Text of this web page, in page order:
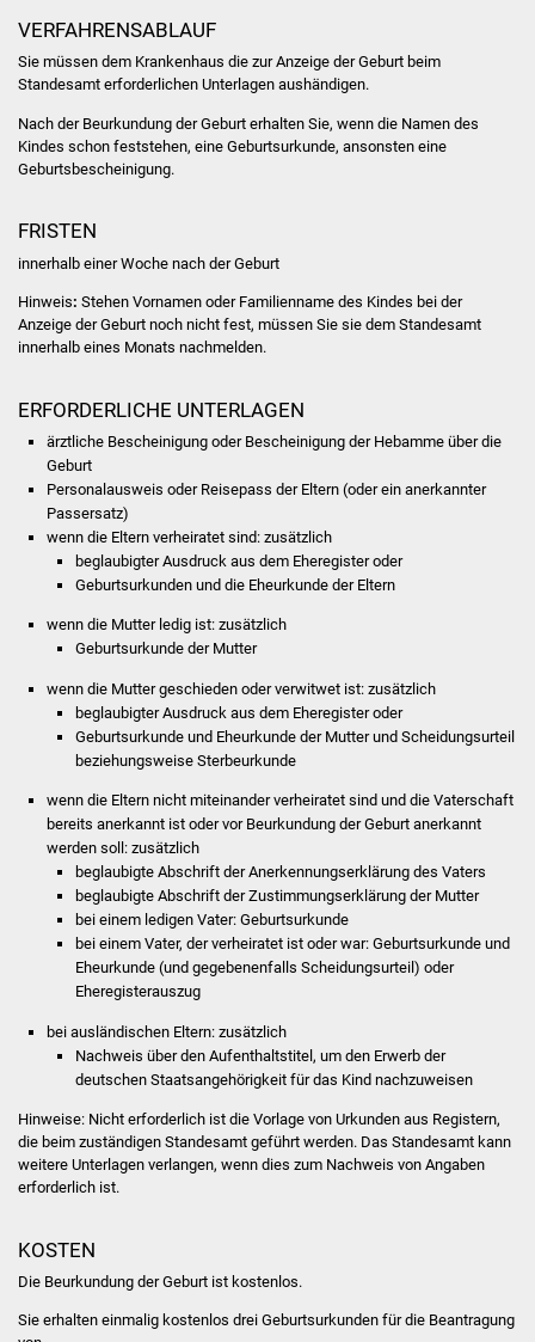
Sanierung Bizethalle
Ortsentwicklung
Bürger & Service
Was erledige ich wo
Formulare
Bürgerinfos
Bildung
Kindergärten
Kolping-Musikschule
Volkshochschule
Soziale Einrichtungen
Kirchen
Jugendhaus
Kinder- und
VERFAHRENSABLAUF
Sie müssen dem Krankenhaus die zur Anzeige der Geburt beim
Standesamt erforderlichen Unterlagen aushändigen.
Nach der Beurkundung der Geburt erhalten Sie, wenn die Namen des
Kindes schon feststehen, eine Geburtsurkunde, ansonsten eine
Geburtsbescheinigung.
FRISTEN
innerhalb einer Woche nach der Geburt
Hinweis: Stehen Vornamen oder Familienname des Kindes bei der
Anzeige der Geburt noch nicht fest, müssen Sie sie dem Standesamt
innerhalb eines Monats nachmelden.
ERFORDERLICHE UNTERLAGEN
ärztliche Bescheinigung oder Bescheinigung der Hebamme über die
Geburt
Personalausweis oder Reisepass der Eltern (oder ein anerkannter
Passersatz)
wenn die Eltern verheiratet sind: zusätzlich
beglaubigter Ausdruck aus dem Eheregister oder
Geburtsurkunden und die Eheurkunde der Eltern
wenn die Mutter ledig ist: zusätzlich
Geburtsurkunde der Mutter
wenn die Mutter geschieden oder verwitwet ist: zusätzlich
beglaubigter Ausdruck aus dem Eheregister oder
Geburtsurkunde und Eheurkunde der Mutter und Scheidungsurteil
beziehungsweise Sterbeurkunde
wenn die Eltern nicht miteinander verheiratet sind und die Vaterschaft
bereits anerkannt ist oder vor Beurkundung der Geburt anerkannt
werden soll: zusätzlich
beglaubigte Abschrift der Anerkennungserklärung des Vaters
beglaubigte Abschrift der Zustimmungserklärung der Mutter
bei einem ledigen Vater: Geburtsurkunde
bei einem Vater, der verheiratet ist oder war: Geburtsurkunde und
Eheurkunde (und gegebenenfalls Scheidungsurteil) oder
Eheregisterauszug
bei ausländischen Eltern: zusätzlich
Nachweis über den Aufenthaltstitel, um den Erwerb der
deutschen Staatsangehörigkeit für das Kind nachzuweisen
Hinweise: Nicht erforderlich ist die Vorlage von Urkunden aus Registern,
die beim zuständigen Standesamt geführt werden. Das Standesamt kann
weitere Unterlagen verlangen, wenn dies zum Nachweis von Angaben
erforderlich ist.
KOSTEN
Die Beurkundung der Geburt ist kostenlos.
Sie erhalten einmalig kostenlos drei Geburtsurkunden für die Beantragung